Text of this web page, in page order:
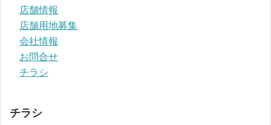
店舗情報
店舗用地募集
会社情報
お問合せ
チラシ
チラシ